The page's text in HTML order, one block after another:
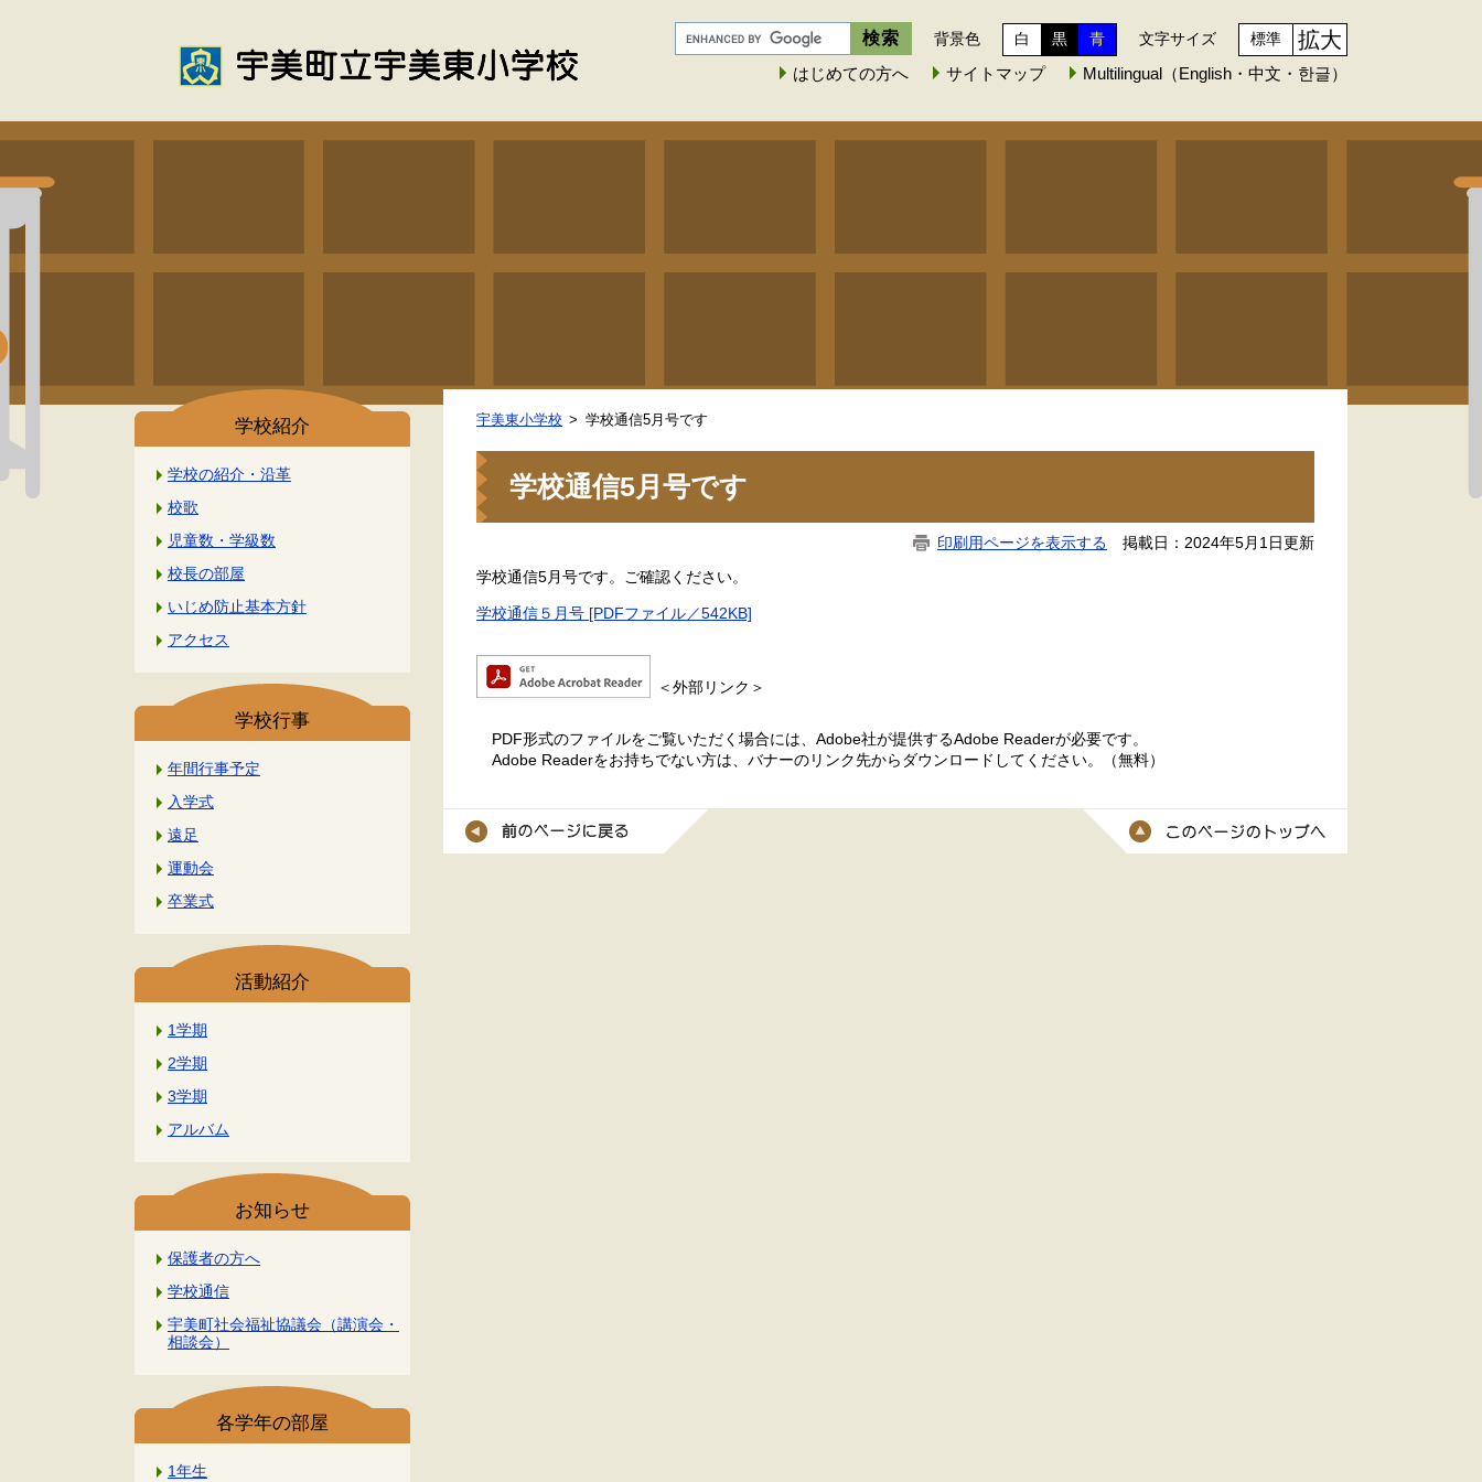
背景色 白 黒 青 文字サイズ 標準 拡大
はじめての方へ サイトマップ Multilingual（English・中文・한글）
学校紹介
学校の紹介・沿革
校歌
児童数・学級数
校長の部屋
いじめ防止基本方針
アクセス
学校行事
年間行事予定
入学式
遠足
運動会
卒業式
活動紹介
1学期
2学期
3学期
アルバム
お知らせ
保護者の方へ
学校通信
宇美町社会福祉協議会（講演会・
相談会）
各学年の部屋
1年生
宇美東小学校 学校通信5月号です
学校通信5月号です
印刷用ページを表示する 掲載日：2024年5月1日更新
学校通信5月号です。ご確認ください。
学校通信５月号 [PDFファイル／542KB]
＜外部リンク＞
PDF形式のファイルをご覧いただく場合には、Adobe社が提供するAdobe Readerが必要です。
Adobe Readerをお持ちでない方は、バナーのリンク先からダウンロードしてください。（無料）